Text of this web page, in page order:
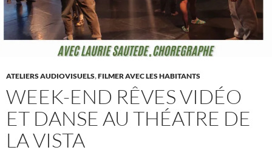
ATELIERS AUDIOVISUELS,FILMER AVEC LES HABITANTS
WEEK-END RÊVES VIDÉO
ET DANSE AU THÉATRE DE
LA VISTA